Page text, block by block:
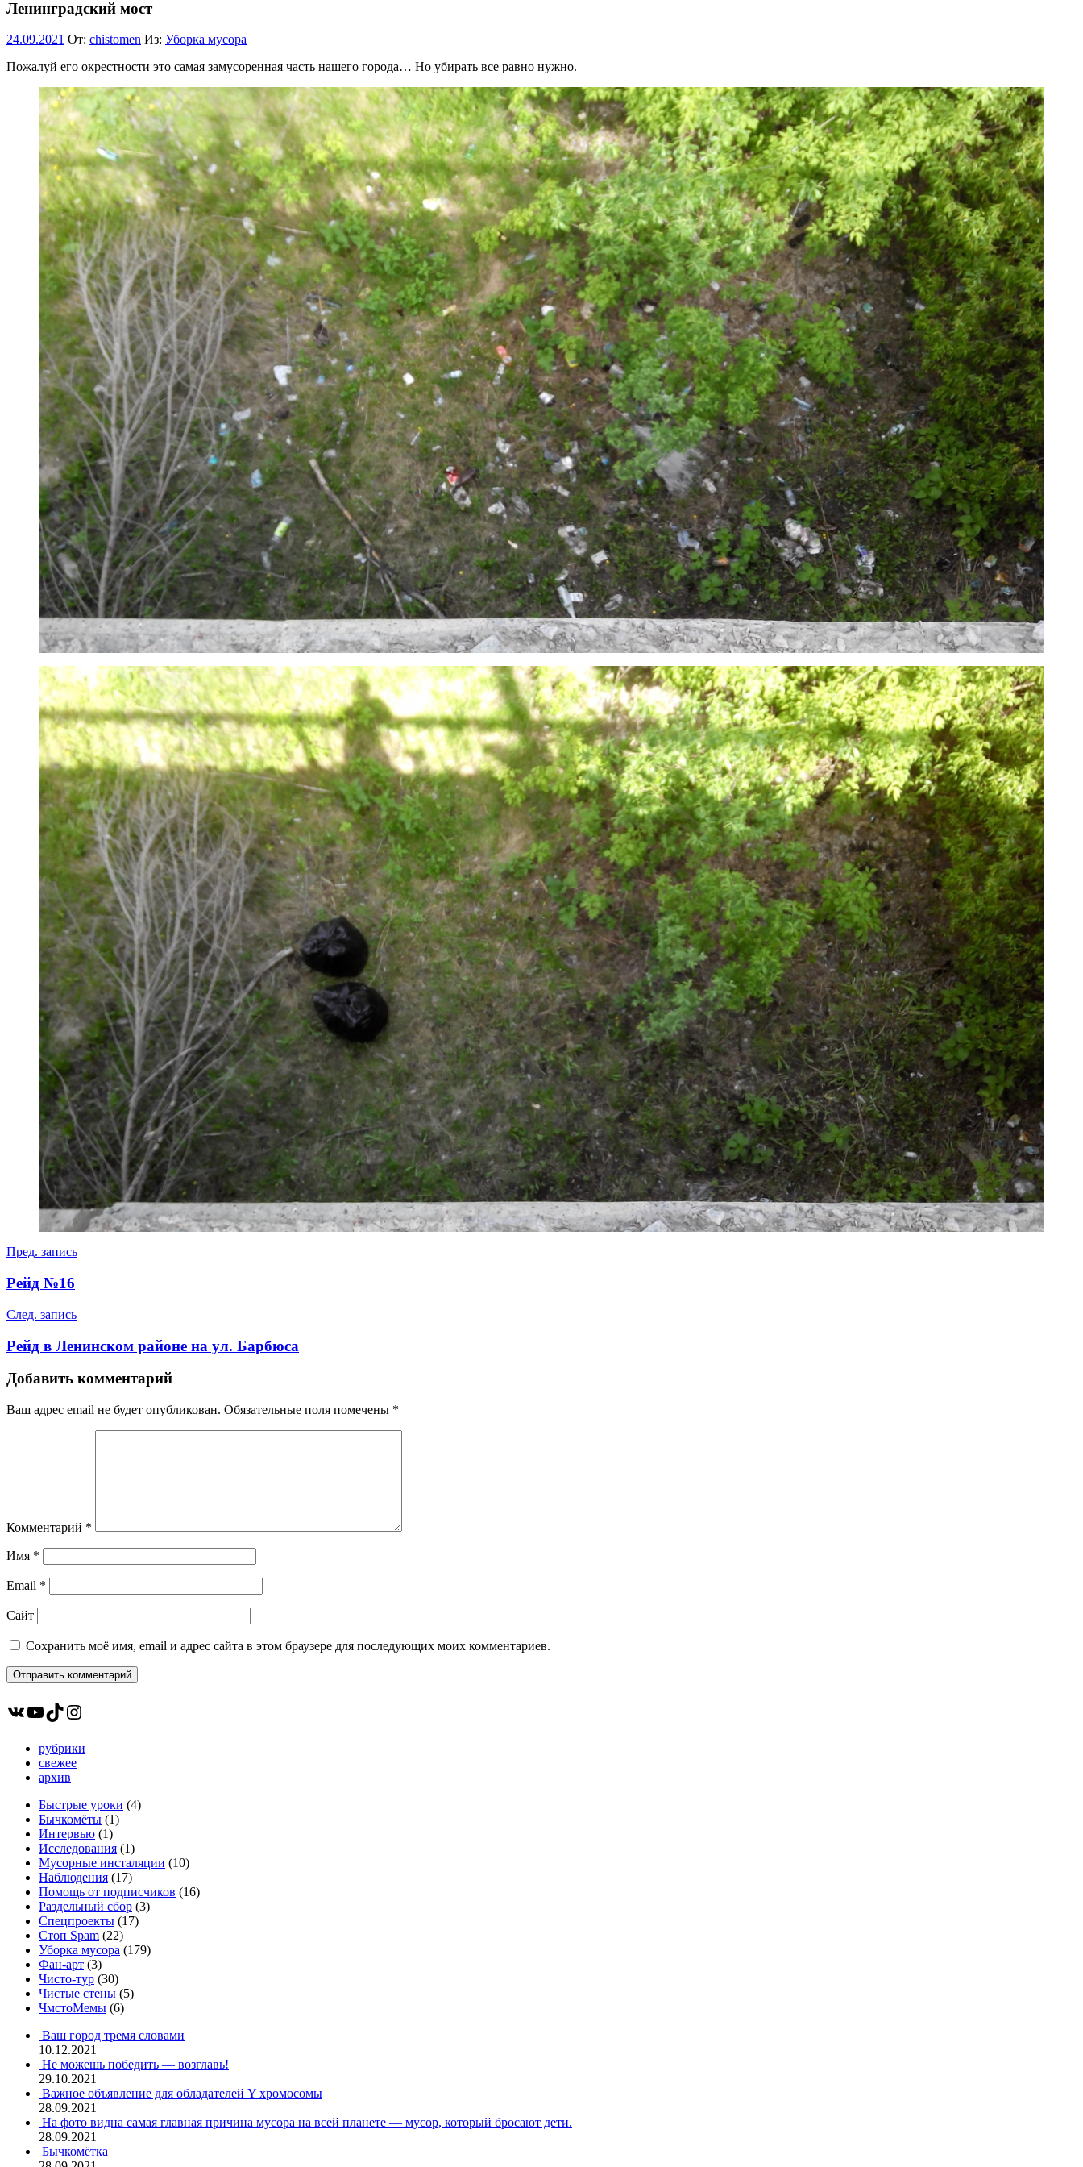
Ленинградский мост
24.09.2021 От: chistomen Из: Уборка мусора
Пожалуй его окрестности это самая замусоренная часть нашего города… Но убирать все равно нужно.
Навигация
по
Пред. запись
Рейд №16
След. запись
Рейд в Ленинском районе на ул. Барбюса
Добавить комментарий
Ваш адрес email не будет опубликован. Обязательные поля помечены *
Комментарий *
Имя *
Email *
Сайт
Сохранить моё имя, email и адрес сайта в этом браузере для последующих моих комментариев.
ВКонтакте
YouTube
TikTokInstagram
рубрики
свежее
архив
Быстрые уроки (4)
Бычкомёты (1)
Интервью (1)
Исследования (1)
Мусорные инсталяции (10)
Наблюдения (17)
Помощь от подписчиков (16)
Раздельный сбор (3)
Спецпроекты (17)
Стоп Spam (22)
Уборка мусора (179)
Фан-арт (3)
Чисто-тур (30)
Чистые стены (5)
ЧмстоМемы (6)
Ваш город тремя словами
10.12.2021
Не можешь победить — возглавь!
29.10.2021
Важное объявление для обладателей Y хромосомы
28.09.2021
На фото видна самая главная причина мусора на всей планете — мусор, который бросают дети.
28.09.2021
Бычкомётка